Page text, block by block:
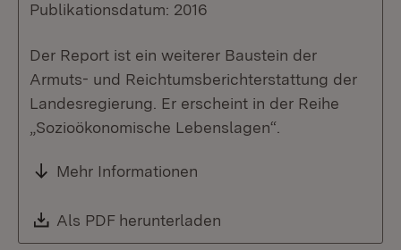
Publikationsdatum: 2016
Der Report ist ein weiterer Baustein der
Armuts- und Reichtumsberichterstattung der
Landesregierung. Er erscheint in der Reihe
„Sozioökonomische Lebenslagen“.
Mehr Informationen
Download:
Als PDF herunterladen